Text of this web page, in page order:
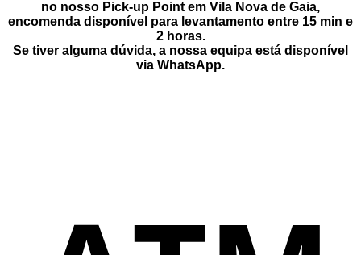
no nosso Pick-up Point em Vila Nova de Gaia,
encomenda disponível para levantamento entre 15 min e
2 horas.
Se tiver alguma dúvida, a nossa equipa está disponível
via WhatsApp.